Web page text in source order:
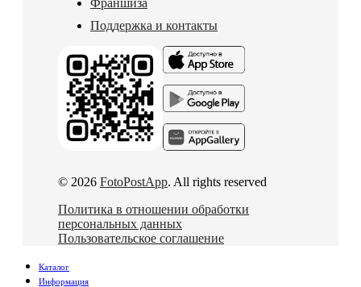
Поддержка и контакты
© 2026 FotoPostApp. All rights reserved
Политика в отношении обработки
персональных данных
Пользовательское соглашение
Каталог
Информация